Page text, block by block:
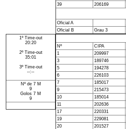
39
206169
Oficial A
Oficial B
Grau 3
1º Time-out
20:20
2º Time-out
35:01
3º Time-out
--:--
Nº de 7 M
9
Golos 7 M
9
Nº CIPA
1
209997
3
189746
5
194278
6
226103
7
185017
9
215473
10
185014
11
202636
17
220331
19
229081
20
201527